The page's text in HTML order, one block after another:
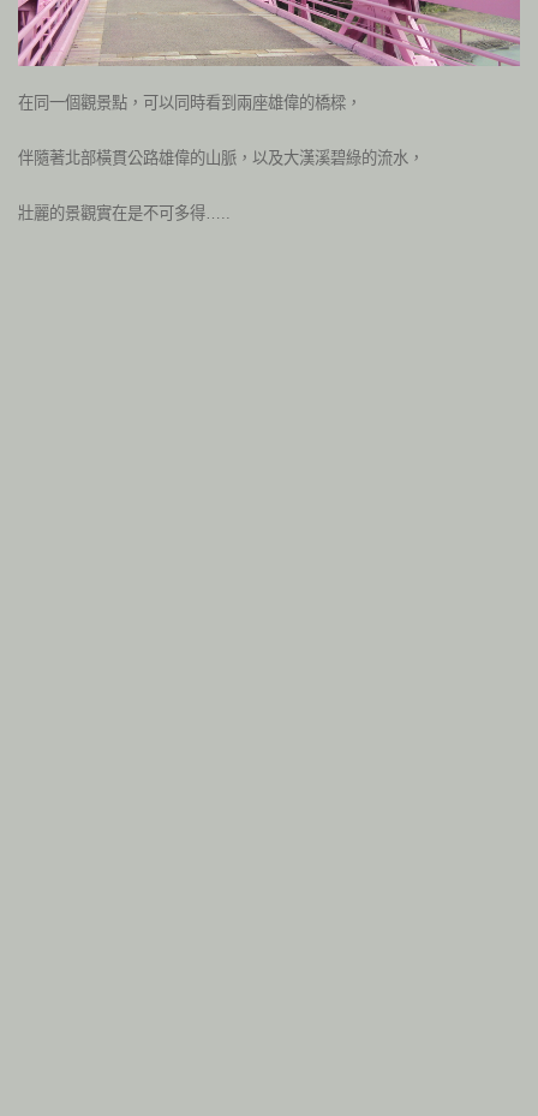
在同一個觀景點，可以同時看到兩座雄偉的橋樑，
伴隨著北部橫貫公路雄偉的山脈，以及大漢溪碧綠的流水，
壯麗的景觀實在是不可多得…..